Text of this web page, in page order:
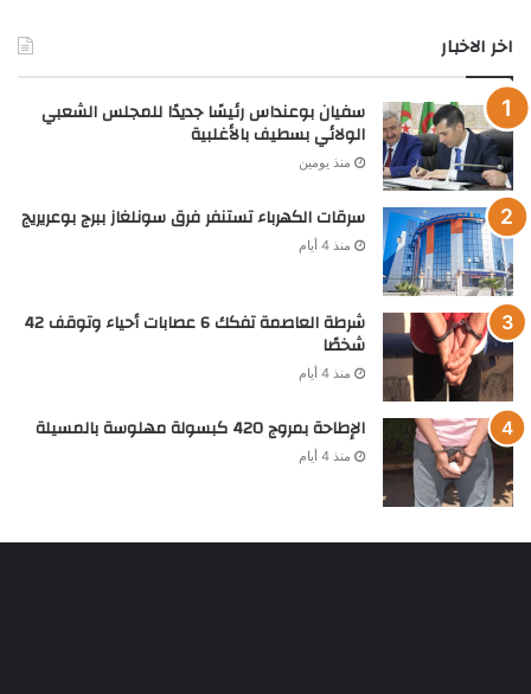
اخر الاخبار
سفيان بوعنداس رئيسًا جديدًا للمجلس الشعبي
الولائي بسطيف بالأغلبية
منذ يومين
سرقات الكهرباء تستنفر فرق سونلغاز ببرج بوعريريج
منذ 4 أيام
شرطة العاصمة تفكك 6 عصابات أحياء وتوقف 42
شخصًا
منذ 4 أيام
الإطاحة بمروج 420 كبسولة مهلوسة بالمسيلة
منذ 4 أيام